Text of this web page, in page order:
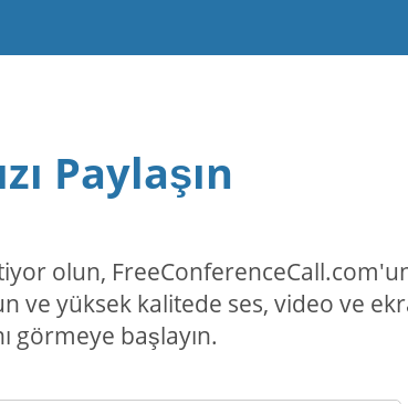
Paylaşın
olun,
ve yüksek kalitede ses, video ve
görmeye başlayın.